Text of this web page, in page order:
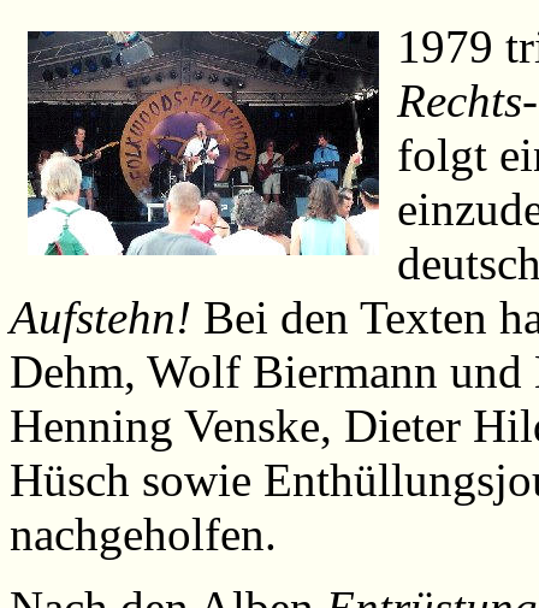
1979
Rechts
folgt
Aufstehn! Bei den Texten
Dehm, Wolf Biermann und
Henning Venske, Dieter
Hüsch sowie
nachgeholfen.